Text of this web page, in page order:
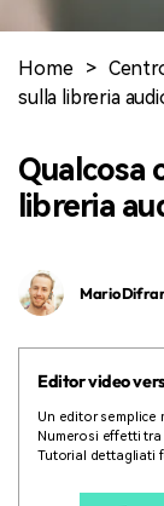
Tip per YouTube
Apprendimento
Home >
sulla libreria
Qualcosa
libreria
Mario
Editor video
Un editor semplice
Numerosi effetti
Tutorial dettagliati